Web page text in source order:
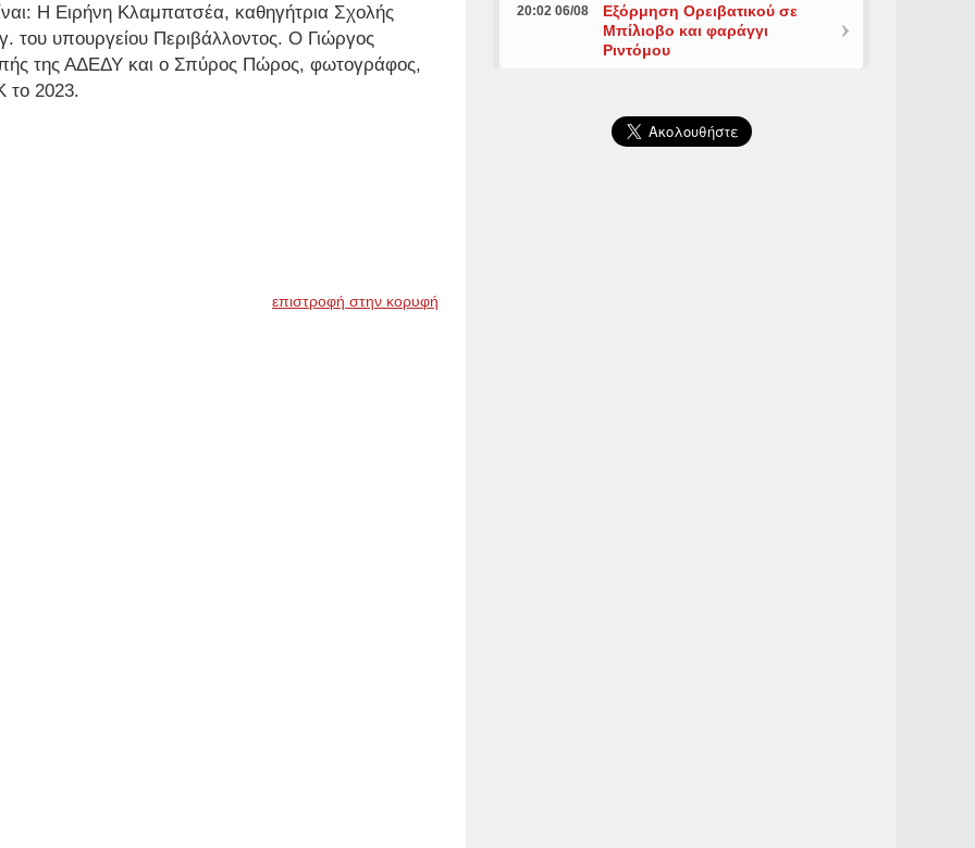
Η Ειρήνη Κλαμπατσέα, καθηγήτρια Σχολής
υπουργείου Περιβάλλοντος. Ο Γιώργος
της ΑΔΕΔΥ και ο Σπύρος Πώρος, φωτογράφος,
το 2023.
επιστροφή στην κορυφή
20:02 06/08
Εξόρμηση Ορειβατικού σε
Μπίλιοβο και φαράγγι
Ριντόμου